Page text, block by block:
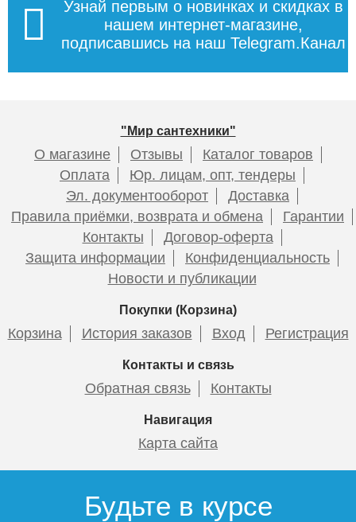
Узнай первым о новинках и скидках в
нашем интернет-магазине,
подписавшись на наш Telegram.Канал
"Мир сантехники"
О магазине Отзывы
Каталог товаров
Оплата
Юр. лицам, опт, тендеры
Эл. документооборот
Доставка
Правила приёмки, возврата и обмена
Гарантии
Контакты
Договор-оферта
Защита информации
Конфиденциальность
Новости и публикации
Покупки (Корзина)
Корзина История заказов Вход Регистрация
Контакты и связь
Обратная связь Контакты
Навигация
Карта сайта
Будьте в курсе